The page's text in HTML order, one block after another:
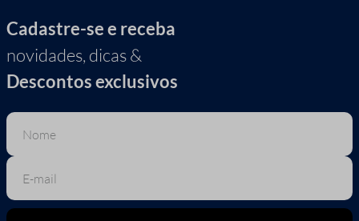
Cadastre-se e receba
novidades, dicas &
Descontos exclusivos